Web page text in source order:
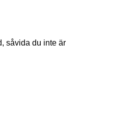
såvida du inte är